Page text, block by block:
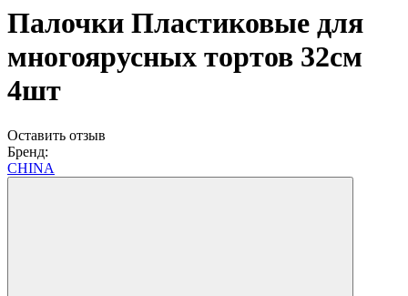
Палочки Пластиковые для
многоярусных тортов 32см
4шт
Оставить отзыв
Бренд:
CHINA